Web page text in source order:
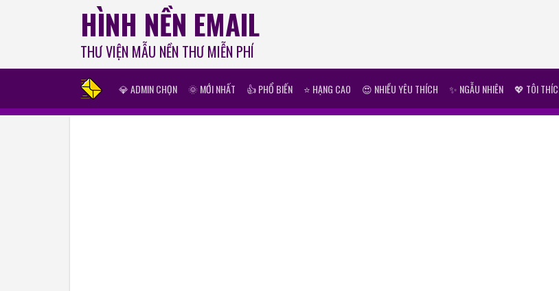
HÌNH NỀN EMAIL
THƯ VIỆN MẪU NỀN THƯ MIỄN PHÍ
💎 ADMIN CHỌN 🌞 MỚI NHẤT 👍 PHỔ BIẾN ⭐ HẠNG CAO 😍 NHIỀU YÊU THÍCH ✨ NGẪU NHIÊN 💖 TÔI